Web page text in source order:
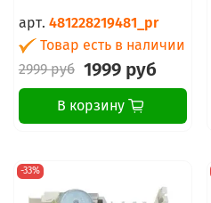
арт. 481228219481_pr
Товар есть в наличии
2999 руб 1999 руб
В корзину
-33%